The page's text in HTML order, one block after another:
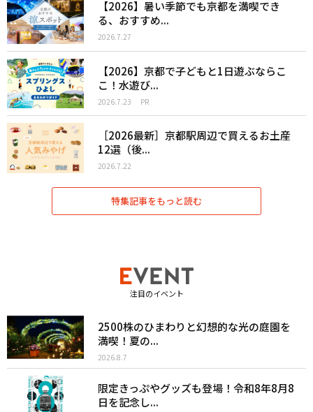
【2026】暑い季節でも京都を満喫でき
る、おすすめ...
2026.7.27
【2026】京都で子どもと1日遊ぶならこ
こ！水遊び...
2026.7.23 PR
［2026最新］京都駅周辺で買えるお土産
12選（後...
2026.7.22
特集記事をもっと読む
注目のイベント
2500株のひまわりと幻想的な光の庭園を
満喫！夏の...
2026.8.7
限定きっぷやグッズも登場！令和8年8月8
日を記念し...